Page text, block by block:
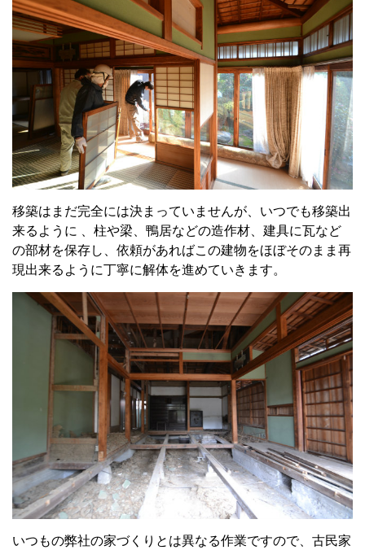
移築はまだ完全には決まっていませんが、いつでも移築出
来るように 、柱や梁、鴨居などの造作材、建具に瓦など
の部材を保存し、依頼があればこの建物をほぼそのまま再
現出来るように丁寧に解体を進めていきます。
いつもの弊社の家づくりとは異なる作業ですので、古民家